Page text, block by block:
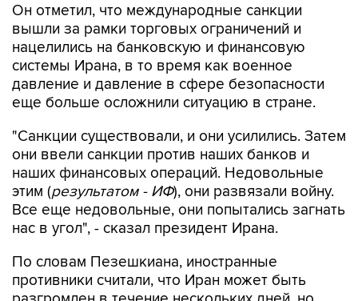
Он отметил, что международные санкции
вышли за рамки торговых ограничений и
нацелились на банковскую и финансовую
системы Ирана, в то время как военное
давление и давление в сфере безопасности
еще больше осложнили ситуацию в стране.
"Санкции существовали, и они усилились. Затем
они ввели санкции против наших банков и
наших финансовых операций. Недовольные
этим (результатом - ИФ), они развязали войну.
Все еще недовольные, они попытались загнать
нас в угол", - сказал президент Ирана.
По словам Пезешкиана, иностранные
противники считали, что Иран может быть